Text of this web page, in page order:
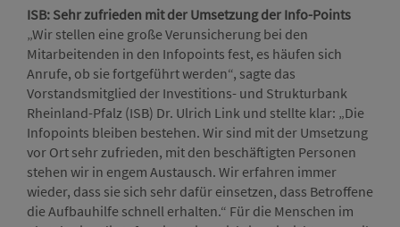
ISB: Sehr zufrieden mit der Umsetzung der Info-Points
„Wir stellen eine große Verunsicherung bei den
Mitarbeitenden in den Infopoints fest, es häufen sich
Anrufe, ob sie fortgeführt werden“, sagte das
Vorstandsmitglied der Investitions- und Strukturbank
Rheinland-Pfalz (ISB) Dr. Ulrich Link und stellte klar: „Die
Infopoints bleiben bestehen. Wir sind mit der Umsetzung
vor Ort sehr zufrieden, mit den beschäftigten Personen
stehen wir in engem Austausch. Wir erfahren immer
wieder, dass sie sich sehr dafür einsetzen, dass Betroffene
die Aufbauhilfe schnell erhalten.“ Für die Menschen im